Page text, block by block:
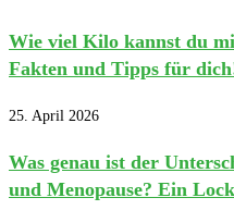
Wie viel Kilo kannst du
Fakten und Tipps für
25. April 2026
Was genau ist der
und Menopause? Ein